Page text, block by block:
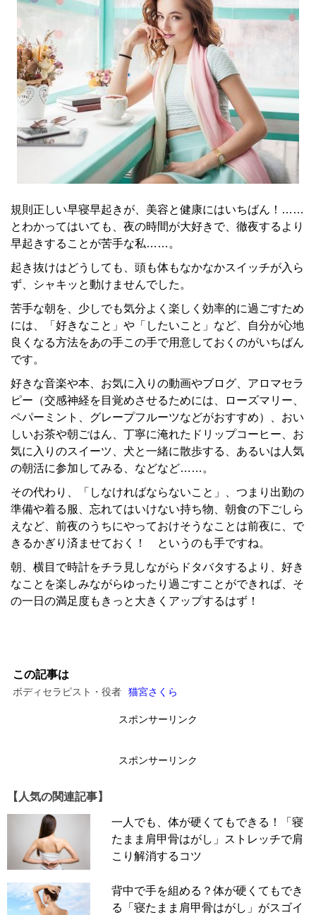
規則正しい早寝早起きが、美容と健康にはいちばん！……
とわかってはいても、夜の時間が大好きで、徹夜するより
早起きすることが苦手な私……。
起き抜けはどうしても、頭も体もなかなかスイッチが入ら
ず、シャキッと動けませんでした。
苦手な朝を、少しでも気分よく楽しく効率的に過ごすため
には、「好きなこと」や「したいこと」など、自分が心地
良くなる方法をあの手この手で用意しておくのがいちばん
です。
好きな音楽や本、お気に入りの動画やブログ、アロマセラ
ピー（交感神経を目覚めさせるためには、ローズマリー、
ペパーミント、グレープフルーツなどがおすすめ）、おい
しいお茶や朝ごはん、丁寧に淹れたドリップコーヒー、お
気に入りのスイーツ、犬と一緒に散歩する、あるいは人気
の朝活に参加してみる、などなど……。
その代わり、「しなければならないこと」、つまり出勤の
準備や着る服、忘れてはいけない持ち物、朝食の下ごしら
えなど、前夜のうちにやっておけそうなことは前夜に、で
きるかぎり済ませておく！ というのも手ですね。
朝、横目で時計をチラ見しながらドタバタするより、好き
なことを楽しみながらゆったり過ごすことができれば、そ
の一日の満足度もきっと大きくアップするはず！
この記事は
ボディセラピスト・役者 猫宮さくら
スポンサーリンク
スポンサーリンク
【人気の関連記事】
一人でも、体が硬くてもできる！「寝
たまま肩甲骨はがし」ストレッチで肩
こり解消するコツ
背中で手を組める？体が硬くてもでき
る「寝たまま肩甲骨はがし」がスゴイ